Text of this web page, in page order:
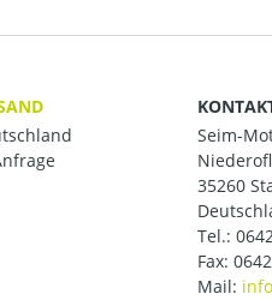
Seim-
35260
Tel.:
Fax:
Mail: